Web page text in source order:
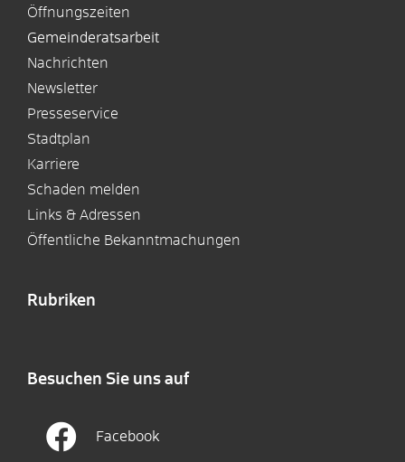
Öffnungszeiten
Gemeinderatsarbeit
Nachrichten
Newsletter
Presseservice
Stadtplan
Karriere
Schaden melden
Links & Adressen
Öffentliche Bekanntmachungen
Rubriken
Besuchen Sie uns auf
Facebook